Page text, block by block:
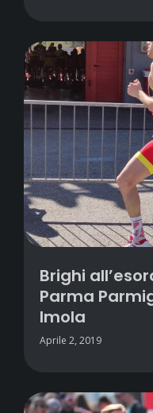
Brighi
Parma
Imola
Aprile 2, 2019